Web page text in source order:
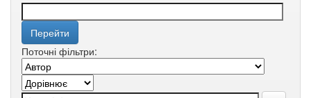
Поточні фільтри: